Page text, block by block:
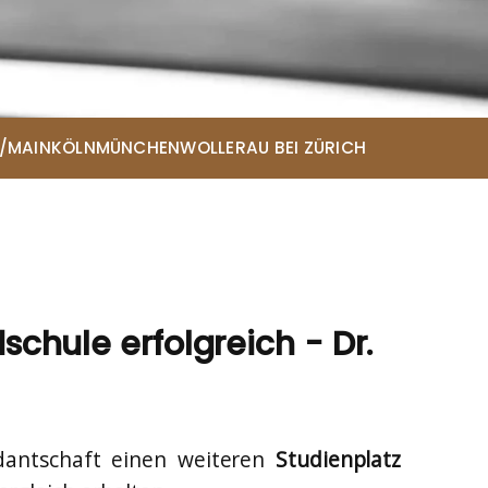
MAINKÖLNMÜNCHENWOLLERAU BEI ZÜRICH
erfolgreich - Dr.
einen weiteren Studienplatz